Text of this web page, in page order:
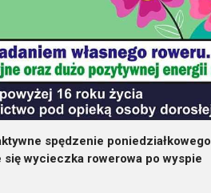
spędzenie poniedziałkowego
wycieczka rowerowa po wyspie